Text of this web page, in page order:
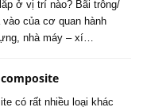
ở vị trí nào? Bãi trông/
của cơ quan hành
nhà máy – xí…
có rất nhiều loại khác